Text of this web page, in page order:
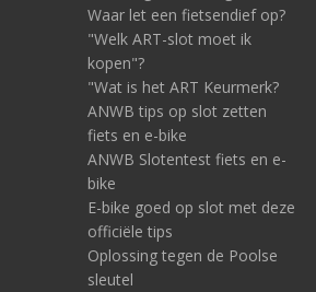
Waar let een fietsendief op?
"Welk ART-slot moet ik
kopen"?
"Wat is het ART Keurmerk?
ANWB tips op slot zetten
fiets en e-bike
ANWB Slotentest fiets en e-
bike
E-bike goed op slot met deze
officiële tips
Oplossing tegen de Poolse
sleutel